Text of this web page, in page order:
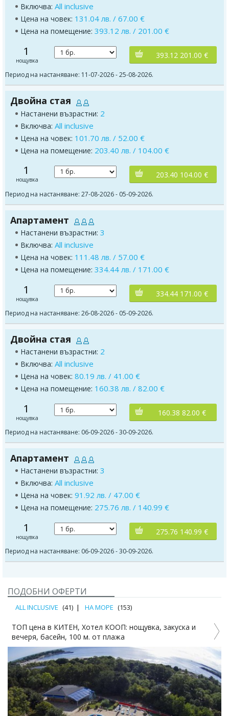
Включва: All inclusive
Цена на човек: 131.04 лв. / 67.00 €
Цена на помещение: 393.12 лв. / 201.00 €
1
нощувка
393.12 201.00 €
Период на настаняване: 11-07-2026 - 25-08-2026.
Двойна стая
Настанени възрастни: 2
Включва: All inclusive
Цена на човек: 101.70 лв. / 52.00 €
Цена на помещение: 203.40 лв. / 104.00 €
1
нощувка
203.40 104.00 €
Период на настаняване: 27-08-2026 - 05-09-2026.
Апартамент
Настанени възрастни: 3
Включва: All inclusive
Цена на човек: 111.48 лв. / 57.00 €
Цена на помещение: 334.44 лв. / 171.00 €
1
нощувка
334.44 171.00 €
Период на настаняване: 26-08-2026 - 05-09-2026.
Двойна стая
Настанени възрастни: 2
Включва: All inclusive
Цена на човек: 80.19 лв. / 41.00 €
Цена на помещение: 160.38 лв. / 82.00 €
1
нощувка
160.38 82.00 €
Период на настаняване: 06-09-2026 - 30-09-2026.
Апартамент
Настанени възрастни: 3
Включва: All inclusive
Цена на човек: 91.92 лв. / 47.00 €
Цена на помещение: 275.76 лв. / 140.99 €
1
нощувка
275.76 140.99 €
Период на настаняване: 06-09-2026 - 30-09-2026.
ПОДОБНИ ОФЕРТИ
ALL INCLUSIVE (41) НА МОРЕ (153)
ТОП цена в КИТЕН, Хотел КООП: нощувка, закуска и
вечеря, басейн, 100 м. от плажа